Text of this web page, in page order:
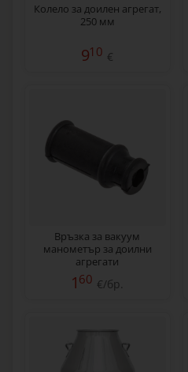
Колело за доилен агрегат,
250 мм
910 €
Връзка за вакуум
манометър за доилни
агрегати
160 €/бр.